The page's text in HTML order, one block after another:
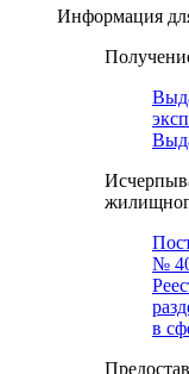
Информация
№
в